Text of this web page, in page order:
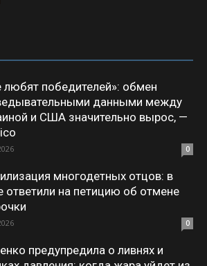
любят победителей»: обмен
данными между
и США значительно вырос, —
0
многодетных отцов: в
ответили на петицию об отмене
0
предупредила о ливнях и